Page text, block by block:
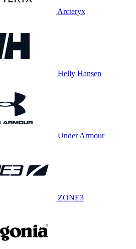
Arcteryx
Helly Hansen
Under Armour
ZONE3